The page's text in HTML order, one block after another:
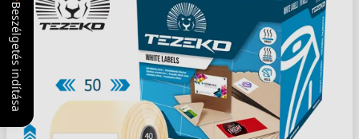
Beszélgetés indítása